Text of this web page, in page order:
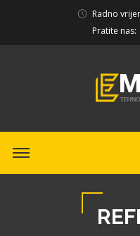
Radno
Pratite nas: